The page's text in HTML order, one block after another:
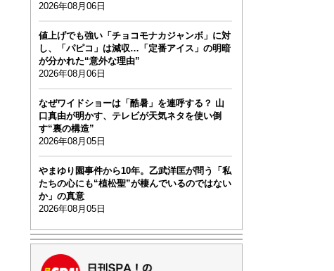
2026年08月06日
値上げでも強い「チョコモナカジャンボ」に対
し、「パピコ」は減収…「定番アイス」の明暗
が分かれた“意外な理由”
2026年08月06日
なぜワイドショーは「酷暑」を連呼する？ 山
口真由が明かす、テレビが天気ネタを使い倒
す“裏の構造”
2026年08月05日
やまゆり園事件から10年。乙武洋匡が問う「私
たちの心にも“植松聖”が棲んでいるのではない
か」の真意
2026年08月05日